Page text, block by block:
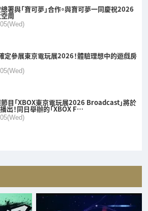
署與「寶可夢」合作。與寶可夢一同慶祝2026
周
定參展東京電玩展2026！體驗理想中的遊戲房
目「XBOX東京電玩展2026 Broadcast」將於
出！同日舉辦的「XBOX F…